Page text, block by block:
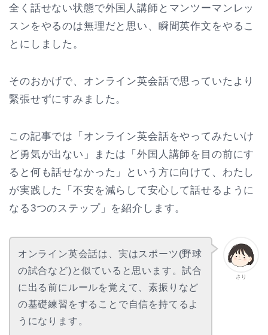
全く話せない状態で外国人講師とマンツーマンレッ
スンをやるのは無理だと思い、瞬間英作文をやるこ
とにしました。
そのおかげで、オンライン英会話で思っていたより
緊張せずにすみました。
この記事では「オンライン英会話をやってみたいけ
ど勇気が出ない」または「外国人講師を目の前にす
ると何も話せなかった」という方に向けて、わたし
が実践した「不安を減らして安心して話せるように
なる3つのステップ」を紹介します。
さり
オンライン英会話は、実はスポーツ(野球
の試合など)と似ていると思います。試合
に出る前にルールを覚えて、素振りなど
の基礎練習をすることで自信を持てるよ
うになります。